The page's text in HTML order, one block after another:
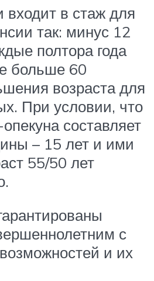
входит в стаж для
так: минус 12
полтора года
больше 60
возраста для
При условии, что
составляет
– 15 лет и ими
55/50 лет
с
и их